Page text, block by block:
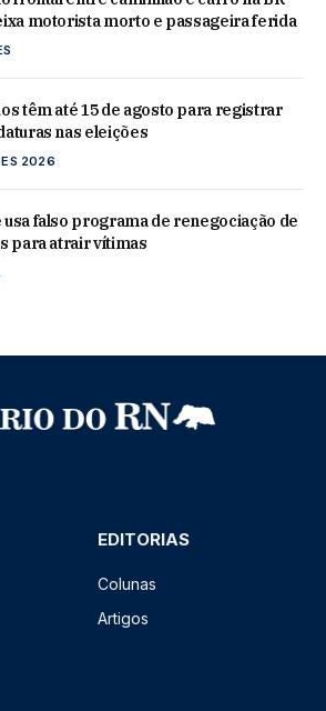
motorista morto e passageira ferida
têm até 15 de agosto para registrar
nas eleições
2026
usa falso programa de renegociação de
para atrair vítimas
EDITORIAS
Colunas
Artigos